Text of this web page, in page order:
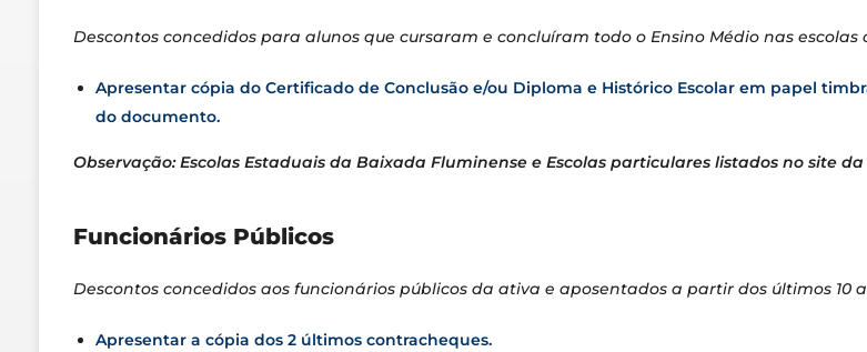
Descontos concedidos para alunos que cursaram e concluíram todo o Ensino Médio nas
Apresentar cópia do Certificado de Conclusão e/ou Diploma e Histórico Escolar em papel
do documento.
Observação: Escolas Estaduais da Baixada Fluminense e Escolas particulares listados no site
Funcionários Públicos
Descontos concedidos aos funcionários públicos da ativa e aposentados a partir dos últimos 10
Apresentar a cópia dos 2 últimos contracheques.